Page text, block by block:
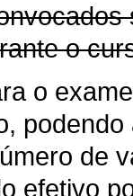
o
o
de
efetivo